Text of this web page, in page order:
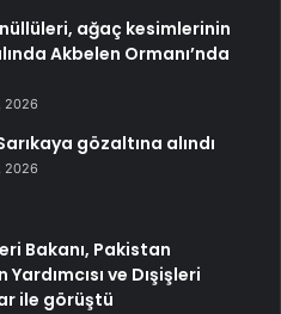
ağaç kesimlerinin
Akbelen Ormanı’nda
2026
gözaltına alındı
2026
Bakanı, Pakistan
ve Dışişleri
ile görüştü